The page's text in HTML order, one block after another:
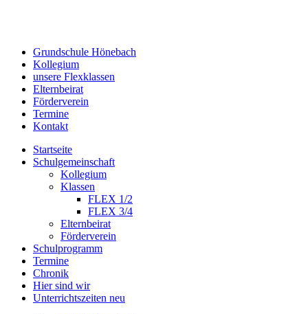
Grundschule Hönebach
Kollegium
unsere Flexklassen
Elternbeirat
Förderverein
Termine
Kontakt
Startseite
Schulgemeinschaft
Kollegium
Klassen
FLEX 1/2
FLEX 3/4
Elternbeirat
Förderverein
Schulprogramm
Termine
Chronik
Hier sind wir
Unterrichtszeiten neu